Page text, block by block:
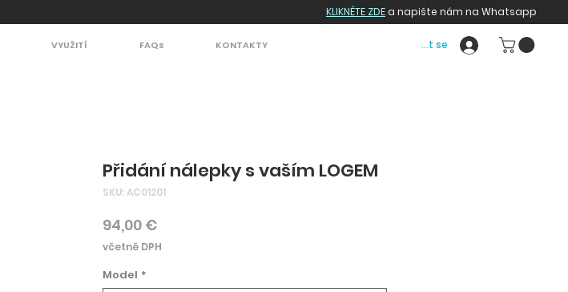
KLIKNĚTE ZDEa napište nám na Whatsapp
VYUŽITÍ FAQs KONTAKTY Přihlásit se
Přidání nálepky s vaším LOGEM
SKU: AC01201
94,00 €Cena
včetně DPH
Model *